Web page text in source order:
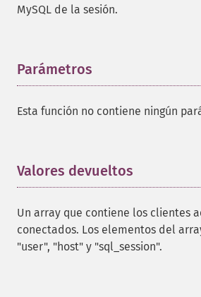
MySQL de la sesión.
Parámetros
Esta función no contiene ningún
Valores devueltos
Un array que contiene los clientes
conectados. Los elementos del
"user", "host" y "sql_session".